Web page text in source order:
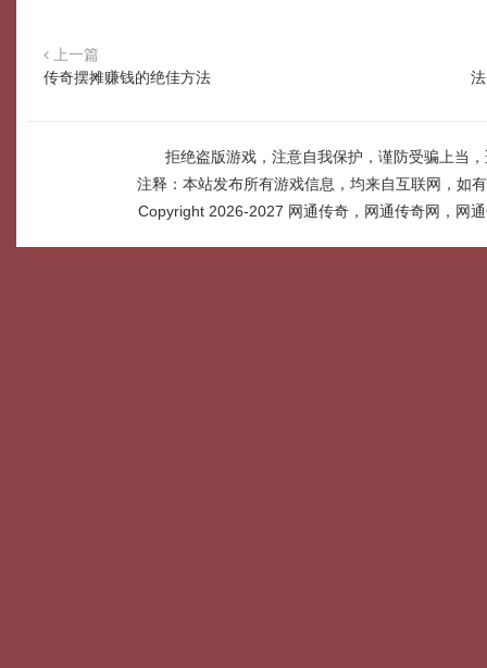
上一篇
传奇摆摊赚钱的绝佳方法
拒绝盗版游戏，注意自我保护，谨防受骗上当
注释：本站发布所有游戏信息，均来自互联网，如
Copyright 2026-2027 网通传奇，网通传奇网，网